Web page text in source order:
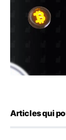
Articles qui